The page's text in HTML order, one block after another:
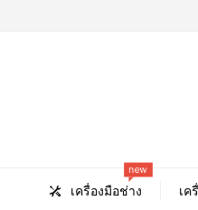
เครื่องมือช่าง
new
เค